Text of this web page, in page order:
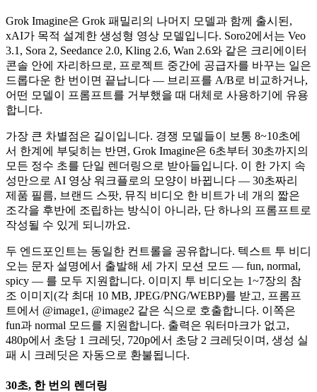
Grok Imagine은 Grok 패밀리의 나머지 모델과 함께 출시된,
xAI가 목적 설계한 생성형 영상 모델입니다. Soro2에서는 Veo
3.1, Sora 2, Seedance 2.0, Kling 2.6, Wan 2.6와 같은 크리에이터
콘솔 안에 자리하므로, 프로젝트 중간에 공급자를 바꾸는 일은
드롭다운 한 번이면 끝납니다 — 브리프를 A/B로 비교하거나,
어떤 모델이 프롬프트를 거부했을 때 대체로 사용하기에 유용
합니다.
가장 큰 차별점은 길이입니다. 경쟁 모델들이 보통 8~10초에
서 한계에 부딪히는 반면, Grok Imagine은 6초부터 30초까지의
모든 정수 초를 단일 렌더링으로 받아들입니다. 이 한 가지 속
성만으로 AI 영상 워크플로의 모양이 바뀝니다 — 30초짜리
제품 필름, 브랜드 스팟, 뮤직 비디오 한 비트가 네 개의 짧은
조각을 후반에 조립하는 방식이 아니라, 단 하나의 프롬프트로
작성될 수 있게 되니까요.
두 엔드포인트는 동일한 컨트롤을 공유합니다. 텍스트 투 비디
오는 문자 설명에서 출발해 세 가지 모션 모드 — fun, normal,
spicy — 를 모두 지원합니다. 이미지 투 비디오는 1~7장의 참
조 이미지(각 최대 10 MB, JPEG/PNG/WEBP)를 받고, 프롬프
트에서 @image1, @image2 같은 식으로 호출합니다. 이쪽은
fun과 normal 모드를 지원합니다. 출력은 워터마크가 없고,
480p에서 초당 1 크레딧, 720p에서 초당 2 크레딧이며, 생성 실
패 시 크레딧은 자동으로 환불됩니다.
30초, 한 번의 렌더링